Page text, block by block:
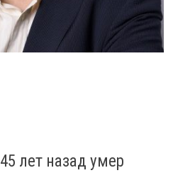
45 лет назад умер